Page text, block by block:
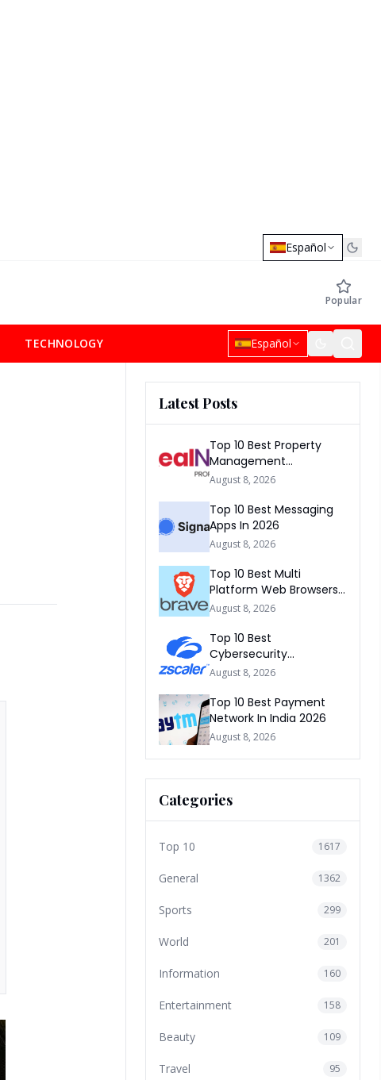
Español
Popular
TECHNOLOGY Español
Latest Posts
Top 10 Best Property
Management
Companies In South
August 8, 2026
Top 10 Best Messaging
Apps In 2026
August 8, 2026
Top 10 Best Multi
Platform Web Browsers
In The world 2026
August 8, 2026
Top 10 Best
Cybersecurity
Companies In America
August 8, 2026
Top 10 Best Payment
Network In India 2026
August 8, 2026
Categories
Top 10 1617
General 1362
Sports 299
World 201
Information 160
Entertainment 158
Beauty 109
Travel 95